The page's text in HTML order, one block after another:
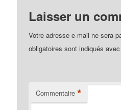
Laisser un
Votre adresse e-mail ne sera
obligatoires sont indiqués
Commentaire *